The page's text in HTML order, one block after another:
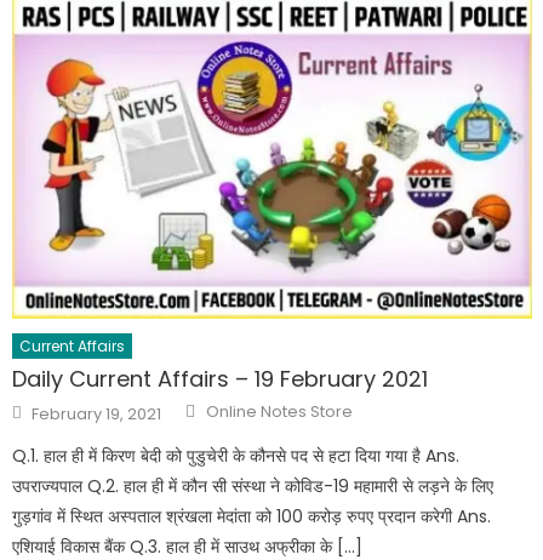
Current Affairs
Daily Current Affairs – 19 February 2021
February 19, 2021 Online Notes Store
Q.1. हाल ही में किरण बेदी को पुडुचेरी के कौनसे पद से हटा दिया गया है Ans.
उपराज्यपाल Q.2. हाल ही में कौन सी संस्था ने कोविड-19 महामारी से लड़ने के लिए
गुड़गांव में स्थित अस्पताल श्रंखला मेदांता को 100 करोड़ रुपए प्रदान करेगी Ans.
एशियाई विकास बैंक Q.3. हाल ही में साउथ अफ्रीका के […]